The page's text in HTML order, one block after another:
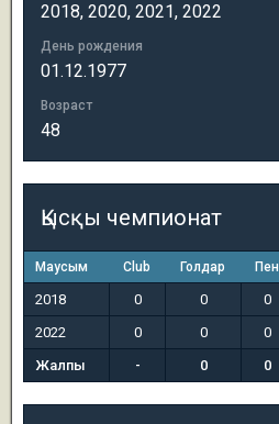
2018, 2020, 2021, 2022
День рождения
01.12.1977
Возраст
48
Қысқы чемпионат
Маусым Club Голдар Пен
2018 0 0 0
2022
0 0 0
Жалпы
- 0 0